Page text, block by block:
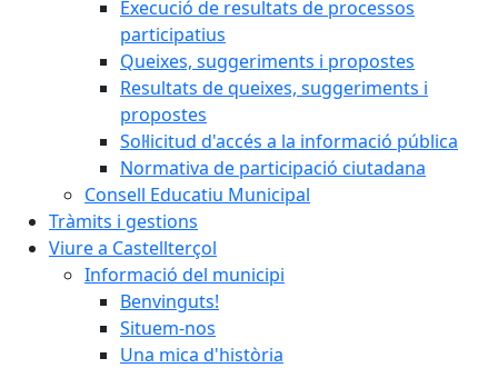
Execució de resultats de processos
participatius
Queixes, suggeriments i propostes
Resultats de queixes, suggeriments i
propostes
Sol·licitud d'accés a la informació pública
Normativa de participació ciutadana
Consell Educatiu Municipal
Tràmits i gestions
Viure a Castellterçol
Informació del municipi
Benvinguts!
Situem-nos
Una mica d'història